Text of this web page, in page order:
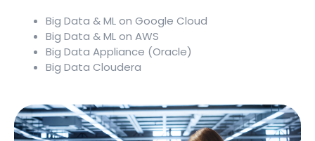
Big Data & ML on Google Cloud
Big Data & ML on AWS
Big Data Appliance (Oracle)
Big Data Cloudera